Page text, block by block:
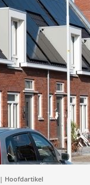
| Hoofdartikel